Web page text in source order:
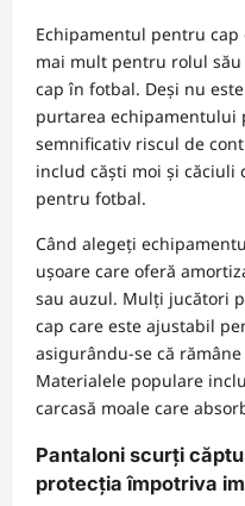
Echipamentul pentru
mai mult pentru rolul
cap în fotbal. Deși nu
purtarea echipamentului
semnificativ riscul de
includ căști moi și căciuli
pentru fotbal.
Când alegeți
ușoare care oferă
sau auzul. Mulți jucători
cap care este ajustabil
asigurându-se că
Materialele populare
carcasă moale care
Pantaloni scurți
protecția împotriva